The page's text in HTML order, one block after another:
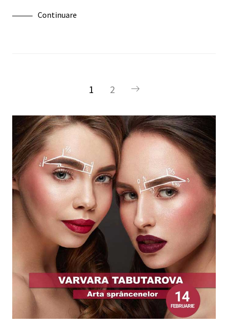
Continuare
1 2